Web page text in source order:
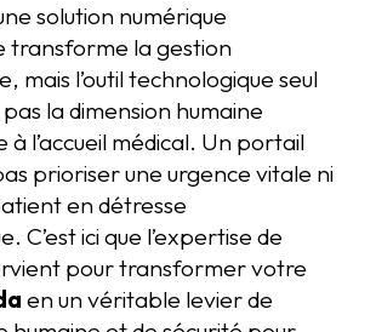
solution numérique
la gestion
mais l’outil technologique seul
la dimension humaine
à l’accueil médical. Un portail
prioriser une urgence vitale ni
en détresse
C’est ici que l’expertise de
pour transformer votre
en un véritable levier de